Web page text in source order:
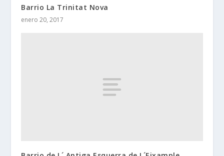
Barrio La Trinitat Nova
enero 20, 2017